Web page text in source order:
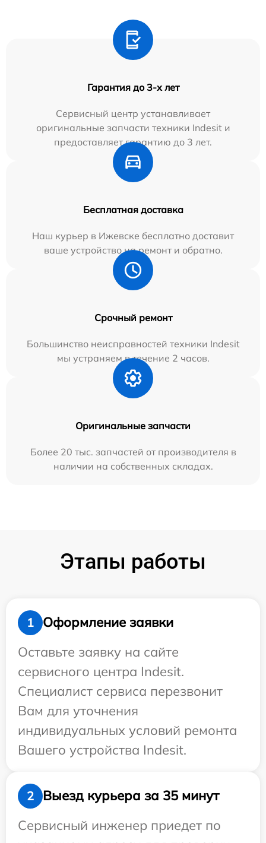
Гарантия до 3-х лет
Сервисный центр устанавливает
оригинальные запчасти техники Indesit и
предоставляет гарантию до 3 лет.
Бесплатная доставка
Наш курьер в Ижевске бесплатно доставит
ваше устройство на ремонт и обратно.
Срочный ремонт
Большинство неисправностей техники Indesit
мы устраняем в течение 2 часов.
Оригинальные запчасти
Более 20 тыс. запчастей от производителя в
наличии на собственных складах.
Этапы работы
1
Оформление заявки
Оставьте заявку на сайте
сервисного центра Indesit.
Специалист сервиса перезвонит
Вам для уточнения
индивидуальных условий ремонта
Вашего устройства Indesit.
2
Выезд курьера за 35 минут
Сервисный инженер приедет по